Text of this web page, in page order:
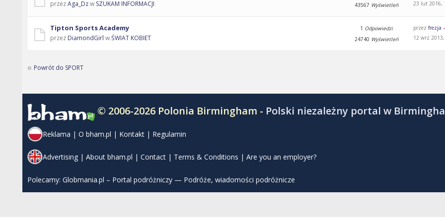
przezAga_Dzw SZUKAM INFORMACJI
43567 Wyświetleń
23 lut 2016,
Tipton Sports Academy
przez DiamondGirl wŚWIAT KOBIET
1 Odpowiedzi
24740 Wyświetleń
przezfrezja
12 wrz
Powrót do SPORT
© 2006-2026 Polonia Birmingham - Polski niezależny portal w
Reklama | O bham.pl | Kontakt | Regulamin
Advertising | About bham.pl | Contact | Terms & Conditions | Are you an employer?
Polecamy: Globmania.pl – Portal podróżniczy — Podróże, wiadomości podróżnicze